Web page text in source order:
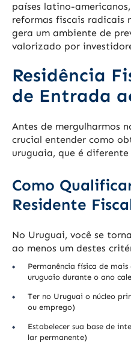
países latino-
reformas fiscais radicais
gera um ambiente de
valorizado por
Residência
de Entrada
Antes de mergulharmos
crucial entender como
uruguaia, que é
Como
Residente
No Uruguai, você se
ao menos um destes
Permanência física de
uruguaio durante o ano
Ter no Uruguai o núcleo
ou emprego)
Estabelecer sua base de
lar permanente)